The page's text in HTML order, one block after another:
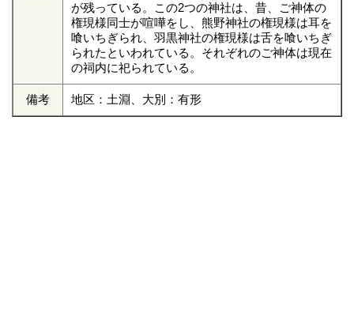
が残っている。この2つの神社は、昔、ご神体の
権現様同士が喧嘩をし、熊野神社の権現様は耳を
喰いちぎられ、羽黒神社の権現様は舌を喰いちぎ
られたといわれている。それぞれのご神体は現在
の祠内に祀られている。
備考 地区：土淵、大別：有形